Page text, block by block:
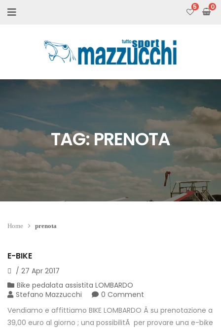
5
TAG:PRENOTA
Home prenota
E-BIKE
/ 27 Apr 2017
Bike pedalata assistita LOMBARDO
Stefano Mazzucchi
0 Comment
Vendiamo e affittiamo BIKE LOMBARDO Â su prenotazione a
39,00 euro al giorno ; una possibilitÃ per provare una e-bike